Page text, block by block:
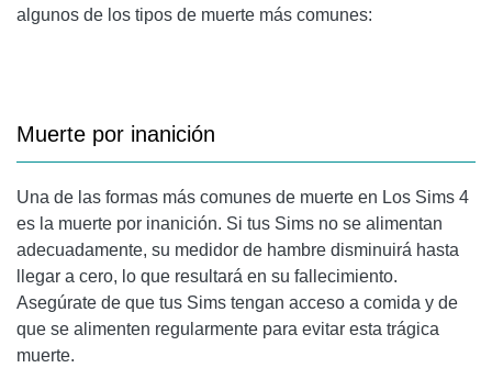
algunos de los tipos de muerte más comunes:
Muerte por inanición
Una de las formas más comunes de muerte en Los Sims 4
es la muerte por inanición. Si tus Sims no se alimentan
adecuadamente, su medidor de hambre disminuirá hasta
llegar a cero, lo que resultará en su fallecimiento.
Asegúrate de que tus Sims tengan acceso a comida y de
que se alimenten regularmente para evitar esta trágica
muerte.